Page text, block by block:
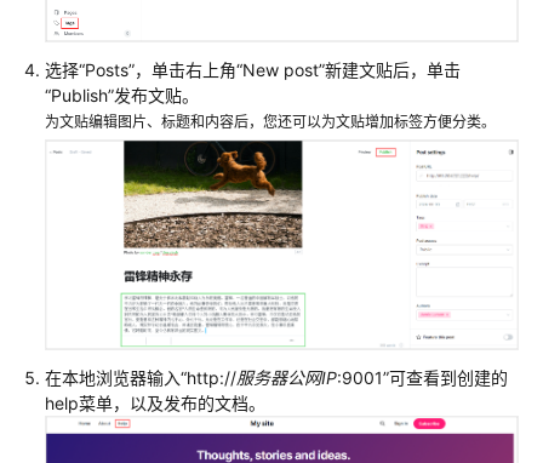
选择“Posts”，单击右上角“New post”新建文贴后，单击
“Publish”发布文贴。
为文贴编辑图片、标题和内容后，您还可以为文贴增加标签方便分类。
在本地浏览器输入“http://服务器公网IP:9001”可查看到创建的
help菜单，以及发布的文档。